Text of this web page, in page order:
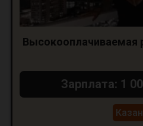
Высокооплачиваемая
Зарплата: 1